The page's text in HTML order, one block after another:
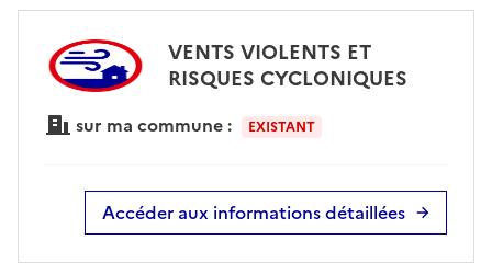
VENTS VIOLENTS ET
RISQUES CYCLONIQUES
sur ma commune : EXISTANT
Accéder aux informations détaillées